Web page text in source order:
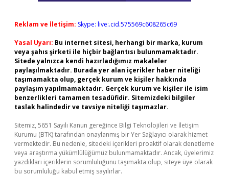
Reklam ve İletişim: Skype: live:.cid.575569c608265c69
Yasal Uyarı: Bu internet sitesi, herhangi bir marka, kurum
veya şahıs şirketi ile hiçbir bağlantısı bulunmamaktadır.
Sitede yalnızca kendi hazırladığımız makaleler
paylaşılmaktadır. Burada yer alan içerikler haber niteliği
taşımamakta olup, gerçek kurum ve kişiler hakkında
paylaşım yapılmamaktadır. Gerçek kurum ve kişiler ile isim
benzerlikleri tamamen tesadüfidir. Sitemizdeki bilgiler
taslak halindedir ve tavsiye niteliği taşımazlar.
Sitemiz, 5651 Sayılı Kanun gereğince Bilgi Teknolojileri ve İletişim
Kurumu (BTK) tarafından onaylanmış bir Yer Sağlayıcı olarak hizmet
vermektedir. Bu nedenle, sitedeki içerikleri proaktif olarak denetleme
veya araştırma yükümlülüğümüz bulunmamaktadır. Ancak, üyelerimiz
yazdıkları içeriklerin sorumluluğunu taşımakta olup, siteye üye olarak
bu sorumluluğu kabul etmiş sayılırlar.